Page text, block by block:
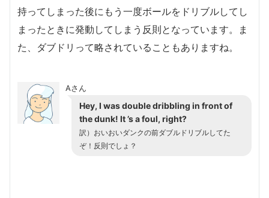
持ってしまった後にもう一度ボールをドリブルしてし
まったときに発動してしまう反則となっています。ま
た、ダブドリって略されていることもありますね。
Aさん
Hey, I was double dribbling in front of
the dunk! It ’s a foul, right?
訳）おいおいダンクの前ダブルドリブルしてた
ぞ！反則でしょ？